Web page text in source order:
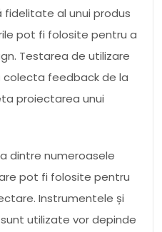
al unui produs
pot fi folosite pentru a
Testarea de utilizare
feedback de la
proiectarea unui
dintre numeroasele
pot fi folosite pentru
Instrumentele și
utilizate vor depinde